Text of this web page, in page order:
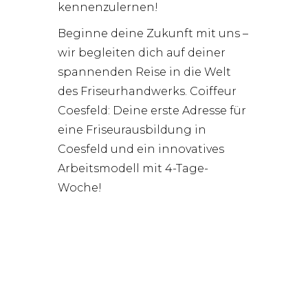
kennenzulernen!
Beginne deine Zukunft mit uns –
wir begleiten dich auf deiner
spannenden Reise in die Welt
des Friseurhandwerks. Coiffeur
Coesfeld: Deine erste Adresse für
eine Friseurausbildung in
Coesfeld und ein innovatives
Arbeitsmodell mit 4-Tage-
Woche!